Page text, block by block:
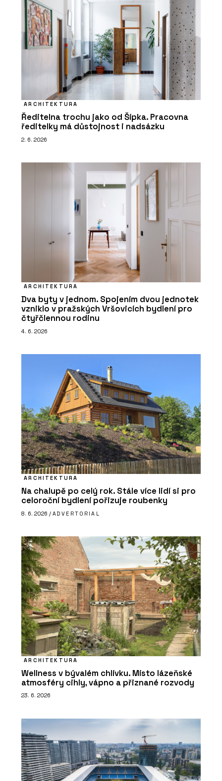
ARCHITEKTURA
Ředitelna trochu jako od Šípka. Pracovna
ředitelky má důstojnost i nadsázku
2. 6. 2026
ARCHITEKTURA
Dva byty v jednom. Spojením dvou jednotek
vzniklo v pražských Vršovicích bydlení pro
čtyřčlennou rodinu
4. 6. 2026
ARCHITEKTURA
Na chalupě po celý rok. Stále více lidí si pro
celoroční bydlení pořizuje roubenky
8. 6. 2026 / ADVERTORIAL
ARCHITEKTURA
Wellness v bývalém chlívku. Místo lázeňské
atmosféry cihly, vápno a přiznané rozvody
23. 6. 2026